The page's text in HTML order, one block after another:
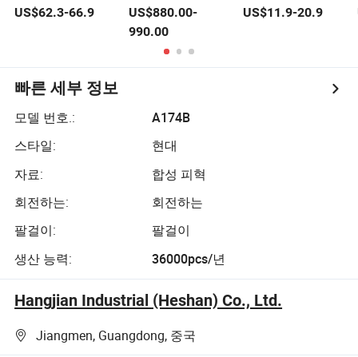
포함 - 장시간 앉
컴퓨터 책상 의자,
가정용 가구, 게임
용
US$62.3-66.9
의자 가정용
US$880.00-
990.00
간 직원 사무원 이
자 프로젝트 및 입
US$11.9-20.9
빠른 세부 정보
모델 번호.:
A174B
스타일:
현대
자료:
합성 피혁
회전하는:
회전하는
팔걸이:
팔걸이
생산 능력:
36000pcs/년
Hangjian Industrial (Heshan) Co., Ltd.
Jiangmen, Guangdong, 중국